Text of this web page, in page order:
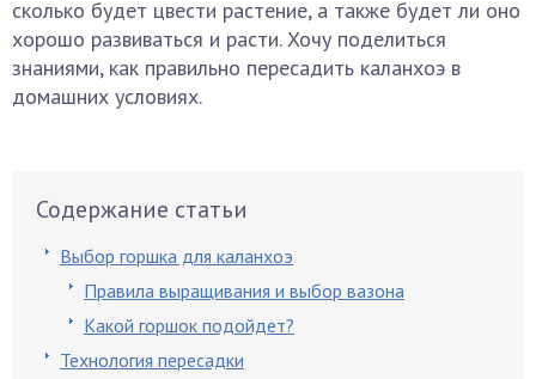
сколько будет цвести растение, а также будет ли оно
хорошо развиваться и расти. Хочу поделиться
знаниями, как правильно пересадить каланхоэ в
домашних условиях.
Содержание статьи
Выбор горшка для каланхоэ
Правила выращивания и выбор вазона
Какой горшок подойдет?
Технология пересадки